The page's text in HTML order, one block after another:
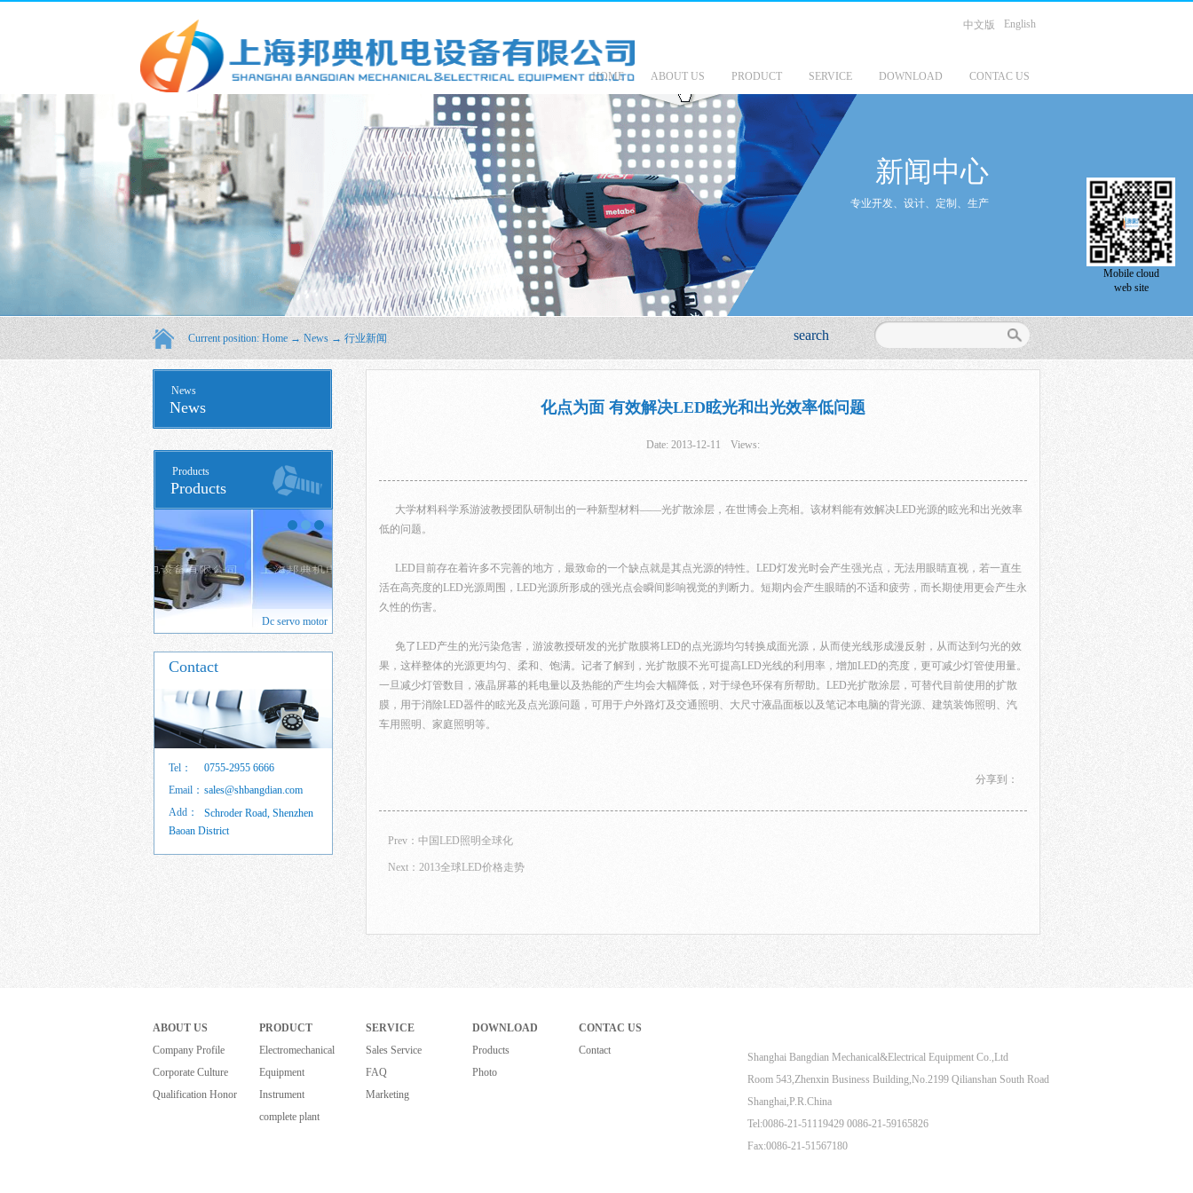
中文版 English
HOME ABOUT US PRODUCT SERVICE DOWNLOAD CONTAC US
新闻中心
专业开发、设计、定制、生产
Current position: Home → News → 行业新闻 search
News
News
Products
Products
Contact
Tel：
0755-2955 6666
Email： sales@shbangdian.com
Add：
Schroder Road, Shenzhen
Baoan District
化点为面 有效解决LED眩光和出光效率低问题
Date: 2013-12-11 Views:
大学材料科学系游波教授团队研制出的一种新型材料——光扩散涂层，在世博会上亮相。该材料能有效解决LED光源的眩光和出光效率
低的问题。
LED目前存在着许多不完善的地方，最致命的一个缺点就是其点光源的特性。LED灯发光时会产生强光点，无法用眼睛直视，若一直生
活在高亮度的LED光源周围，LED光源所形成的强光点会瞬间影响视觉的判断力。短期内会产生眼睛的不适和疲劳，而长期使用更会产生永
久性的伤害。
免了LED产生的光污染危害，游波教授研发的光扩散膜将LED的点光源均匀转换成面光源，从而使光线形成漫反射，从而达到匀光的效
果，这样整体的光源更均匀、柔和、饱满。记者了解到，光扩散膜不光可提高LED光线的利用率，增加LED的亮度，更可减少灯管使用量。
一旦减少灯管数目，液晶屏幕的耗电量以及热能的产生均会大幅降低，对于绿色环保有所帮助。LED光扩散涂层，可替代目前使用的扩散
膜，用于消除LED器件的眩光及点光源问题，可用于户外路灯及交通照明、大尺寸液晶面板以及笔记本电脑的背光源、建筑装饰照明、汽
车用照明、家庭照明等。
Prev： 中国LED照明全球化
Next： 2013全球LED价格走势
ABOUT US
Company Profile
Corporate Culture
Qualification Honor
PRODUCT
Electromechanical
Equipment
Instrument
complete plant
SERVICE
Sales Service
FAQ
Marketing
DOWNLOAD
Products
Photo
CONTAC US
Contact
Shanghai Bangdian Mechanical&Electrical Equipment Co.,Ltd
Room 543,Zhenxin Business Building,No.2199 Qilianshan South Road
Shanghai,P.R.China
Tel:0086-21-51119429 0086-21-59165826
Fax:0086-21-51567180
Mobile cloud
web site